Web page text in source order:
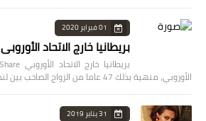
01 فبراير 2020
بريطانيا خارج الاتحاد الأوروبي
الأوروبي، منهية بذلك 47 عاما من الزواج الصاخب بين لند…
31 يناير 2019